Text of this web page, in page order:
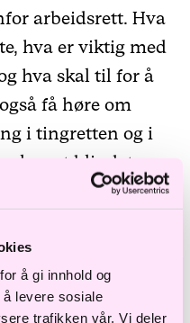
å gi innhold og
levere sosiale
trafikken vår. Vi deler
arbeidsrett. Hva
hva er viktig med
hva skal til for å
få høre om
i tingretten og i
blir det
hvor Tine Kari
Haavind.
masseoppsigelser